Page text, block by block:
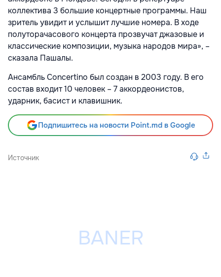
коллектива 3 большие концертные программы. Наш
зритель увидит и услышит лучшие номера. В ходе
полуторачасового концерта прозвучат джазовые и
классические композиции, музыка народов мира», –
сказала Пашалы.
Ансамбль Concertino был создан в 2003 году. В его
состав входит 10 человек – 7 аккордеонистов,
ударник, басист и клавишник.
Подпишитесь на новости Point.md в Google
Источник